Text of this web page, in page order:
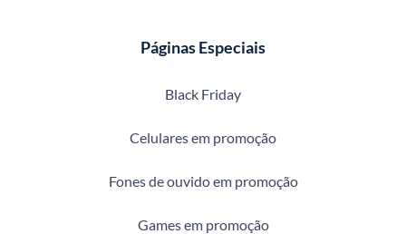
Páginas Especiais
Black Friday
Celulares em promoção
Fones de ouvido em promoção
Games em promoção